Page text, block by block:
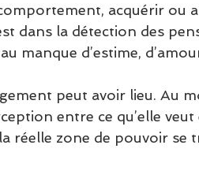
acquérir ou
dans la détection des
manque d’estime,
peut avoir lieu. Au
entre ce qu’elle veut
réelle zone de pouvoir se